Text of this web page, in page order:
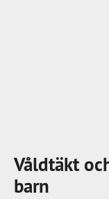
Våldtäkt
barn